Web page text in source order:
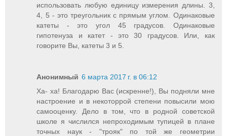
использовать любую единицу измерения длины. 3,
4, 5 - это треугольник с прямым углом. Одинаковые
катеты - это угол 45 градусов. Одинаковые
гипотенуза и катет - это 30 градусов. Или, как
говорите Вы, катеты 3 и 5.
Анонимный 6 марта 2017 г. в 06:12
Ха- ха! Благодарю Вас (искренне!), Вы подняли мне
настроение и в некоторрой степени повысили мою
самооценку. Дело в том, что в родной советской
школе я числился непроходимым тупицей в плане
точных наук - "трояк" по той же геометрии